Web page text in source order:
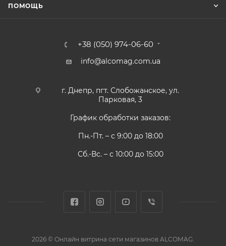
ПОМОЩЬ
+38 (050) 974-06-60
info@alcomag.com.ua
г. Днепр, пгт. Слобожанское, ул.
Парковая, 3
График обработки заказов:
Пн.-Пт. – с 9:00 до 18:00
Сб.-Вс. – с 10:00 до 15:00
2026 © Онлайн витрина сети магазинов ALCOMAG.